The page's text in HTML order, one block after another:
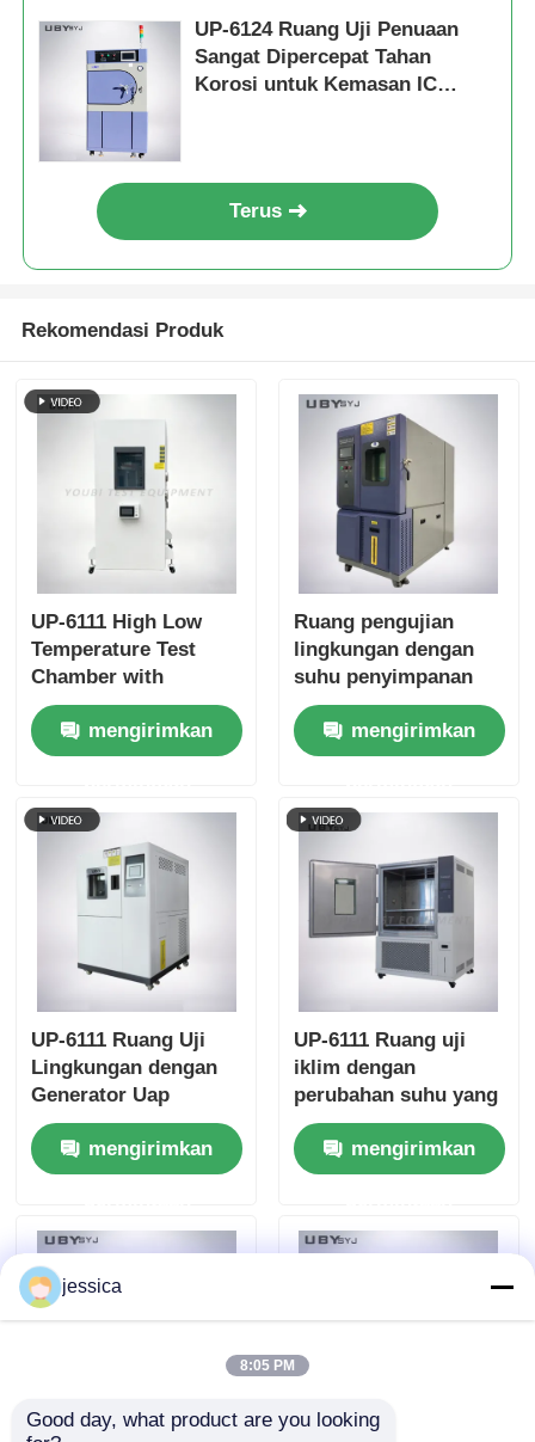
UP-6124 Ruang Uji Penuaan
Sangat Dipercepat Tahan
Korosi untuk Kemasan IC
Terus
Rekomendasi Produk
UP-6111 High Low
Temperature Test
Chamber with
-70~180ºC Range
20%~98% Humidity
and Touch Screen
mengirimkan
Ruang pengujian
lingkungan dengan
suhu penyimpanan
dingin yang dapat
disesuaikan Pintu
kaca tempered dua
baja tahan karat SUS
mengirimkan
UP-6111 Ruang Uji
Lingkungan dengan
Generator Uap
dengan Kelembaban
Tinggi dan Perubahan
Suhu Cepat
mengirimkan
UP-6111 Ruang uji
iklim dengan
perubahan suhu yang
cepat dan pengontrol
yang dapat diprogram
mengirimkan
jessica
8:05 PM
Good day, what product are you looking